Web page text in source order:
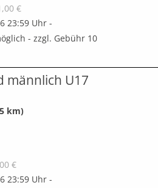
€
23:59 Uhr -
- zzgl. Gebühr 10
männlich U17
km)
€
23:59 Uhr -